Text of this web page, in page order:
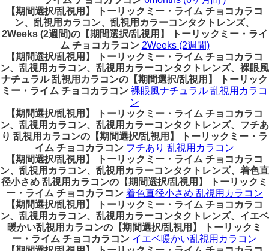
【期間選択/乱視用】 トーリックミー・ライム チョコカラコ
ン、乱視用カラコン、乱視用カラーコンタクトレンズ、
2Weeks (2週間)の【期間選択/乱視用】 トーリックミー・ライ
ム チョコカラコン 2Weeks (2週間)
【期間選択/乱視用】 トーリックミー・ライム チョコカラコ
ン、乱視用カラコン、乱視用カラーコンタクトレンズ、裸眼風
ナチュラル 乱視用カラコンの【期間選択/乱視用】 トーリック
ミー・ライム チョコカラコン 裸眼風ナチュラル 乱視用カラコ
ン
【期間選択/乱視用】 トーリックミー・ライム チョコカラコ
ン、乱視用カラコン、乱視用カラーコンタクトレンズ、フチあ
り 乱視用カラコンの【期間選択/乱視用】 トーリックミー・ラ
イム チョコカラコン フチあり 乱視用カラコン
【期間選択/乱視用】 トーリックミー・ライム チョコカラコ
ン、乱視用カラコン、乱視用カラーコンタクトレンズ、着色直
径小さめ 乱視用カラコンの【期間選択/乱視用】 トーリックミ
ー・ライム チョコカラコン 着色直径小さめ 乱視用カラコン
【期間選択/乱視用】 トーリックミー・ライム チョコカラコ
ン、乱視用カラコン、乱視用カラーコンタクトレンズ、イエベ
暖かい乱視用カラコンの【期間選択/乱視用】 トーリックミ
ー・ライム チョコカラコン イエベ暖かい乱視用カラコン